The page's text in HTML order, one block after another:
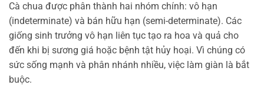
Cà chua được phân thành hai nhóm chính: vô hạn
(indeterminate) và bán hữu hạn (semi-determinate). Các
giống sinh trưởng vô hạn liên tục tạo ra hoa và quả cho
đến khi bị sương giá hoặc bệnh tật hủy hoại. Vì chúng có
sức sống mạnh và phân nhánh nhiều, việc làm giàn là bắt
buộc.